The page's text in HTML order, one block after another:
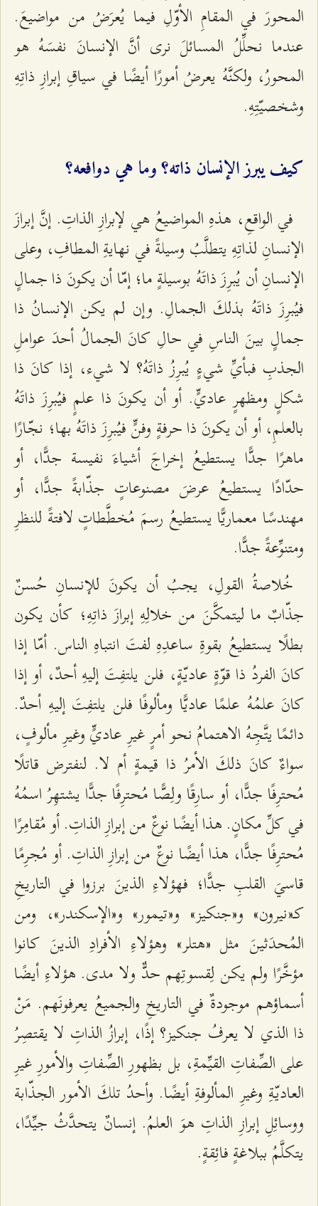
المحورَ في المقامِ الأوّلِ فيما يُعرَضُ من مواضيعَ.
عندما نحلِّلُ المسائلَ نرى أنَّ الإنسانَ نفسَهُ هو
المحورُ، ولكنَّهُ يعرضُ أمورًا أيضًا في سياقِ إبرازِ ذاتِهِ
وشخصيّتِهِ.
كيف يبرز الإنسان ذاته؟ وما هي دوافعه؟
في الواقعِ، هذهِ المواضيعُ هي لإبرازِ الذاتِ. إنَّ إبرازَ
الإنسانِ لذاتِهِ يتطلَّبُ وسيلةً في نهايةِ المطافِ، وعلى
الإنسانِ أن يُبرِزَ ذاتَهُ بوسيلةٍ ما؛ إمّا أن يكونَ ذا جمالٍ
فيُبرِزَ ذاتَهُ بذلكَ الجمالِ. وإن لم يكن الإنسانُ ذا
جمالٍ بينَ الناسِ في حالِ كانَ الجمالُ أحدَ عواملِ
الجذبِ فبأيِّ شيءٍ يُبرِزُ ذاتَهُ؟ لا شيء، إذا كانَ ذا
شكلٍ ومظهرٍ عاديٍّ. أو أن يكونَ ذا علمٍ فيُبرِزَ ذاتَهُ
بالعلمِ، أو أن يكونَ ذا حرفةٍ وفنٍّ فيُبرِزَ ذاتَهُ بها؛ نجّارًا
ماهرًا جدًّا يستطيعُ إخراجَ أشياءَ نفيسة جدًّا، أو
حدّادًا يستطيعُ عرضَ مصنوعاتٍ جذّابةً جدًّا، أو
مهندسًا معماريًّا يستطيعُ رسمَ مُخطَّطاتٍ لافتةً للنظرِ
ومتنوِّعةً جدًّا.
خُلاصةُ القولِ، يجبُ أن يكونَ للإنسانِ حُسنٌ
جذّابٌ ما ليتمكَّنَ من خلالِهِ إبرازَ ذاتِهِ؛ كأن يكون
بطلًا يستطيعُ بقوةِ ساعدِهِ لفتَ انتباهِ الناس. أمّا إذا
كانَ الفردُ ذا قوّةٍ عاديّةٍ، فلن يلتفِتَ إليهِ أحدٌ، أو إذا
كانَ علمُهُ علمًا عاديًّا ومألوفًا فلن يلتفِتَ إليهِ أحدٌ.
دائمًا يتَّجِهُ الاهتمامُ نحو أمرٍ غيرِ عاديٍّ وغيرِ مألوفٍ،
سواءٌ كانَ ذلكَ الأمرُ ذا قيمةٍ أم لا. لنفترض قاتلًا
مُحترِفًا جدًّا، أو سارِقًا ولِصًّا مُحترِفًا جدًّا يشتهِرُ اسمُهُ
في كلِّ مكانٍ. هذا أيضًا نوعٌ من إبرازِ الذاتِ. أو مُقامِرًا
مُحترِفًا جدًّا، هذا أيضًا نوعٌ من إبرازِ الذاتِ. أو مُجرِمًا
قاسيَ القلبِ جدًّا؛ فهؤلاءِ الذينَ برزوا في التاريخِ
كـ«نيرون» و«جنكيز» و«تيمور» و«الإسكندر»، ومن
المُحدَثينَ مثل «هتلر» وهؤلاءِ الأفرادِ الذينَ كانوا
مؤخَّرًا ولم يكن لِقسوتِهم حدٌّ ولا مدى. هؤلاءِ أيضًا
أسماؤهم موجودةٌ في التاريخِ والجميعُ يعرفونَهم. مَنْ
ذا الذي لا يعرفُ جنكيز؟ إذًا، إبرازُ الذاتِ لا يقتصِرُ
على الصِّفاتِ القيِّمةِ، بل بظهورِ الصِّفاتِ والأمورِ غيرِ
العاديّةِ وغيرِ المألوفةِ أيضًا. وأحدُ تلكَ الأمور الجذّابة
ووسائِلِ إبرازِ الذاتِ هوَ العلمُ. إنسانٌ يتحدَّثُ جيِّدًا،
يتكلَّمُ ببلاغةٍ فائِقةٍ.